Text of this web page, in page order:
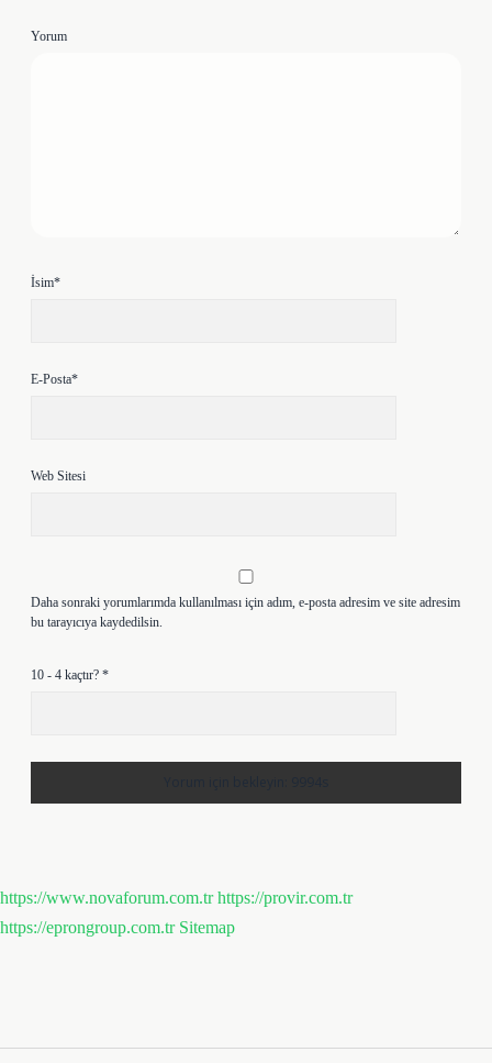
Yorum
İsim*
E-Posta*
Web Sitesi
Daha sonraki yorumlarımda kullanılması için adım, e-posta adresim ve site adresim
bu tarayıcıya kaydedilsin.
10 - 4 kaçtır? *
https://www.novaforum.com.tr https://provir.com.tr
https://eprongroup.com.tr Sitemap